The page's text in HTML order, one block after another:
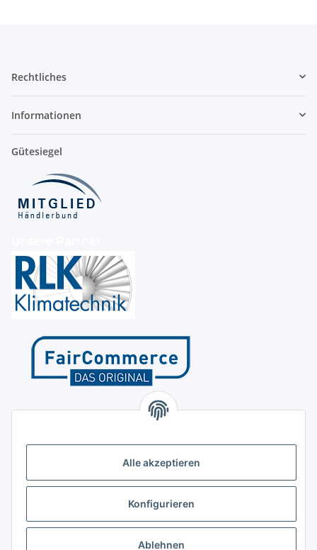
Alle akzeptieren
Konfigurieren
Ablehnen
Rechtliches
Informationen
Gütesiegel